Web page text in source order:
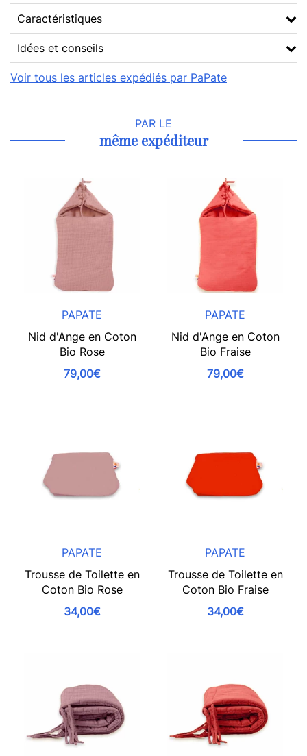
Caractéristiques
Idées et conseils
Voir tous les articles expédiés par PaPate
PAR LE
même expéditeur
PAPATE
Nid d'Ange en Coton
Bio Rose
79,00€
PAPATE
Nid d'Ange en Coton
Bio Fraise
79,00€
PAPATE
Trousse de Toilette en
Coton Bio Rose
34,00€
PAPATE
Trousse de Toilette en
Coton Bio Fraise
34,00€